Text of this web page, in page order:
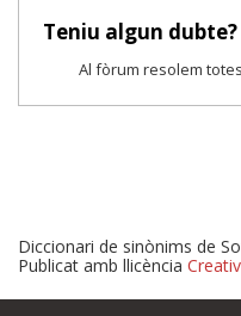
Teniu algun dubte?
Al fòrum resolem
Diccionari de sinònims de
Publicat amb llicència